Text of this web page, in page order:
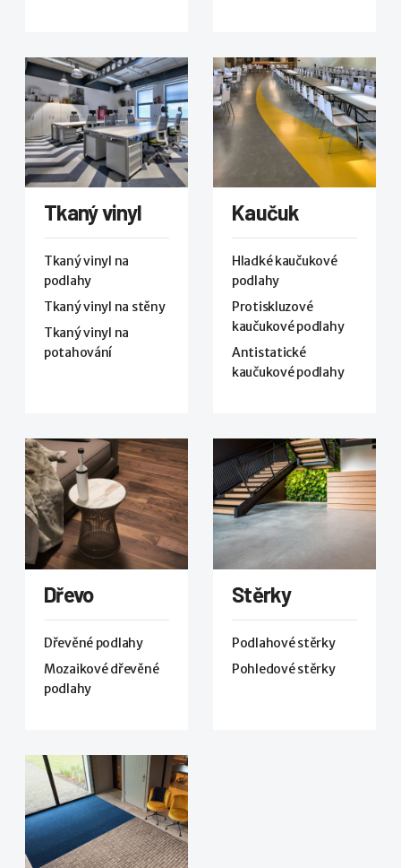
Tkaný vinyl
Tkaný vinyl na
podlahy
Tkaný vinyl na stěny
Tkaný vinyl na
potahování
Kaučuk
Hladké kaučukové
podlahy
Protiskluzové
kaučukové podlahy
Antistatické
kaučukové podlahy
Dřevo
Dřevěné podlahy
Mozaikové dřevěné
podlahy
Stěrky
Podlahové stěrky
Pohledové stěrky